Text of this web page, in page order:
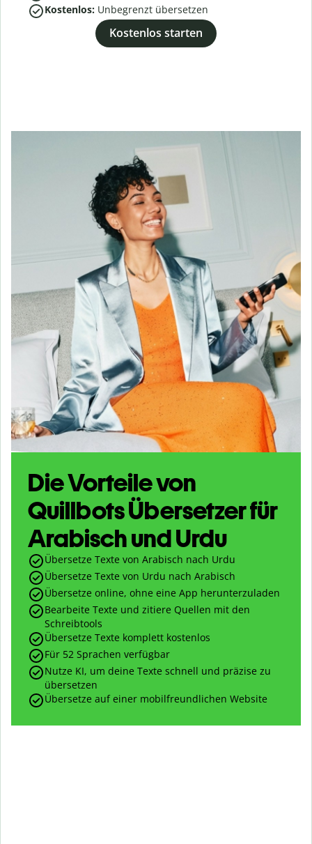
Kostenlos: Unbegrenzt übersetzen
Kostenlos starten
Die Vorteile von
Quillbots Übersetzer für
Arabisch und Urdu
Übersetze Texte von Arabisch nach Urdu
Übersetze Texte von Urdu nach Arabisch
Übersetze online, ohne eine App herunterzuladen
Bearbeite Texte und zitiere Quellen mit den
Schreibtools
Übersetze Texte komplett kostenlos
Für 52 Sprachen verfügbar
Nutze KI, um deine Texte schnell und präzise zu
übersetzen
Übersetze auf einer mobilfreundlichen Website